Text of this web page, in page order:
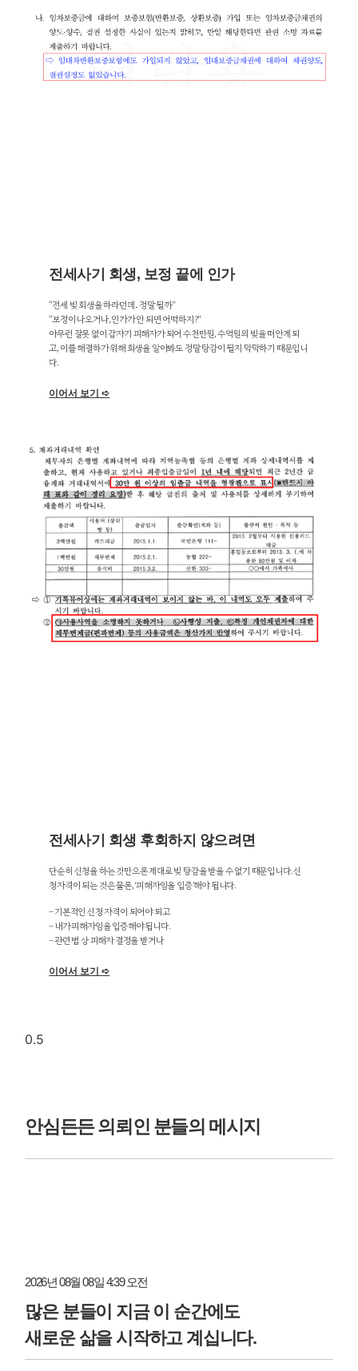
전세사기 회생, 보정 끝에 인가
“전세 빚 회생을 하라던데.. 정말 될까”
“보정이 나오거나, 인가가 안 되면 어떡하지?”
아무런 잘못 없이 갑자기 피해자가 되어 수천만원, 수억원의 빚을 떠안게 되
고, 이를 해결하가 위해 회생을 알아봐도 정말 탕감이 될지 막막하기 때문입니
다.
이어서 보기 ➪
전세사기 회생 후회하지 않으려면
단순히 신청을 하는 것만으론 제대로 빚 탕감을 받을 수 없기 때문입니다. 신
청자격이 되는 것은 물론, ‘피해자임을 입증’해야 됩니다.
– 기본적인 신청 자격이 되어야 되고
– 내가 피해자임을 입증해야 됩니다.
– 관련 법 상 피해자 결정을 받거나
이어서 보기 ➪
안심든든 의뢰인 분들의 메시지
2026년 08월 08일 4:39 오전
많은 분들이 지금 이 순간에도
새로운 삶을 시작하고 계십니다.